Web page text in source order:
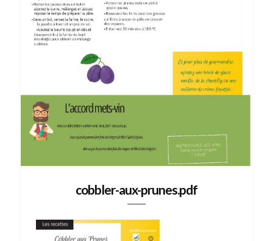
cobbler-aux-prunes.pdf